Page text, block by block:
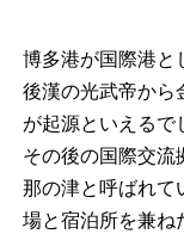
博多港が国際港と
後漢の光武帝から
が起源といえるで
その後の国際交流
那の津と呼ばれて
場と宿泊所を兼ね